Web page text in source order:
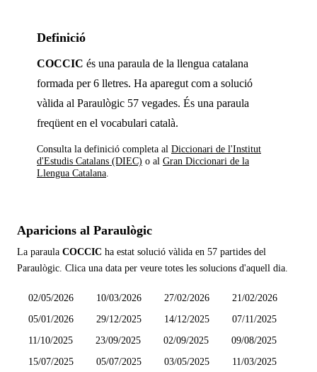
Definició
COCCIC és una paraula de la llengua catalana
formada per 6 lletres. Ha aparegut com a solució
vàlida al Paraulògic 57 vegades. És una paraula
freqüent en el vocabulari català.
Consulta la definició completa al Diccionari de l'Institut
d'Estudis Catalans (DIEC) o al Gran Diccionari de la
Llengua Catalana
Aparicions al Paraulògic
La paraula COCCIC ha estat solució vàlida en 57 partides del
Paraulògic. Clica una data per veure totes les solucions d'aquell dia.
02/05/2026 10/03/2026 27/02/2026
21/02/2026
05/01/2026
29/12/2025 14/12/2025
07/11/2025
11/10/2025
23/09/2025 02/09/2025
09/08/2025
15/07/2025
05/07/2025 03/05/2025
11/03/2025